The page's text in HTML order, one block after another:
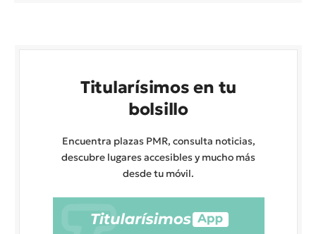
Titularísimos en tu
bolsillo
Encuentra plazas PMR, consulta noticias,
descubre lugares accesibles y mucho más
desde tu móvil.